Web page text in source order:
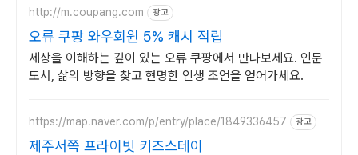
http://m.coupang.com 광고
오류 쿠팡 와우회원 5% 캐시 적립
세상을 이해하는 깊이 있는 오류 쿠팡에서 만나보세요. 인문
도서, 삶의 방향을 찾고 현명한 인생 조언을 얻어가세요.
https://map.naver.com/p/entry/place/1849336457 광고
제주서쪽 프라이빗 키즈스테이